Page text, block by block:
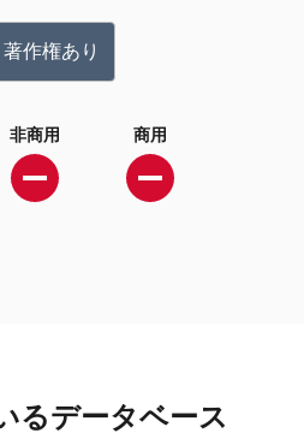
著作権あり
非商用 商用
るデータベース